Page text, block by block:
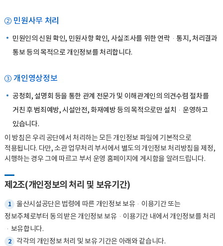
② 민원사무 처리
민원인의 신원 확인, 민원사항 확인, 사실조사를 위한 연락·통지, 처리결과
통보 등의 목적으로 개인정보를 처리합니다.
③ 개인영상정보
공청회, 설명회 등을 통한 관계 전문가 및 이해관계인의 의견수렴 절차를
거친 후 범죄예방, 시설안전, 화재예방 등의 목적으로만 설치·운영하고
있습니다.
이 방침은 우리 공단에서 처리하는 모든 개인정보 파일에 기본적으로
적용됩니다. 다만, 소관 업무처리 부서에서 별도의 개인정보 처리방침을 제정,
시행하는 경우 그에 따르고 부서 운영 홈페이지에 게시함을 알려드립니다.
제2조(개인정보의 처리 및 보유기간)
1
울산시설공단은 법령에 따른 개인정보 보유·이용기간 또는
정보주체로부터 동의 받은 개인정보 보유·이용기간 내에서 개인정보를 처리
·보유합니다.
2
각각의 개인정보 처리 및 보유 기간은 아래와 같습니다.